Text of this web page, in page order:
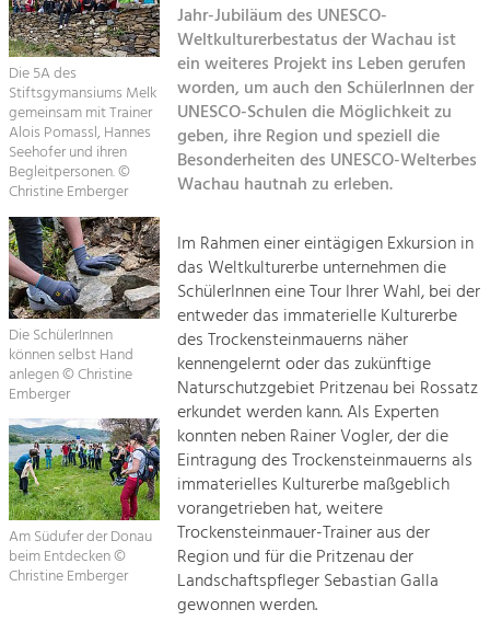
Kirchen am Fluss
Suche
Impressum
Kontakt
Tourismus
Angebotsentwicklung und
Positionierung.
Kunst & Kultur
Handwerk, Wissenschaft und Forschung.
Soziales, Bildung &
Identität
Gleichberechtigung, Jugend und
Integration
Mobilität & Energie
Klimawandel, öffentlicher Verkehr und
erneuerbare Energie
Wirtschaft
Steigerung regionaler Wertschöpfung
Die 5A des
Stiftsgymansiums Melk
gemeinsam mit Trainer
Alois Pomassl, Hannes
Seehofer und ihren
Begleitpersonen. ©
Christine Emberger
Die SchülerInnen
können selbst Hand
anlegen © Christine
Emberger
Am Südufer der Donau
beim Entdecken ©
Christine Emberger
Jahr-Jubiläum des UNESCO-
Weltkulturerbestatus der Wachau ist
ein weiteres Projekt ins Leben gerufen
worden, um auch den SchülerInnen der
UNESCO-Schulen die Möglichkeit zu
geben, ihre Region und speziell die
Besonderheiten des UNESCO-Welterbes
Wachau hautnah zu erleben.
Im Rahmen einer eintägigen Exkursion in
das Weltkulturerbe unternehmen die
SchülerInnen eine Tour Ihrer Wahl, bei der
entweder das immaterielle Kulturerbe
des Trockensteinmauerns näher
kennengelernt oder das zukünftige
Naturschutzgebiet Pritzenau bei Rossatz
erkundet werden kann. Als Experten
konnten neben Rainer Vogler, der die
Eintragung des Trockensteinmauerns als
immaterielles Kulturerbe maßgeblich
vorangetrieben hat, weitere
Trockensteinmauer-Trainer aus der
Region und für die Pritzenau der
Landschaftspfleger Sebastian Galla
gewonnen werden.